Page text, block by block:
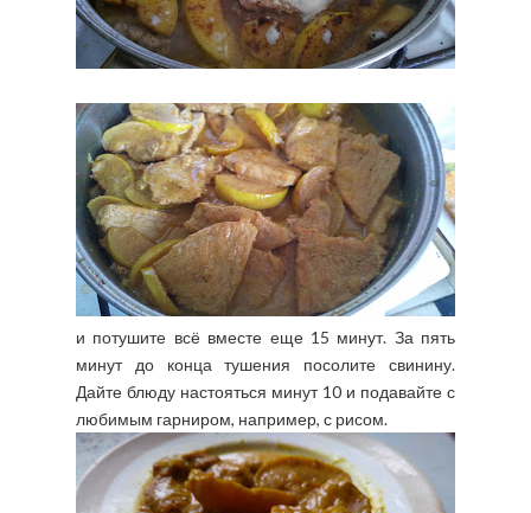
и потушите всё вместе еще 15 минут. За пять
минут до конца тушения посолите свинину.
Дайте блюду настояться минут 10 и подавайте с
любимым гарниром, например, с рисом.